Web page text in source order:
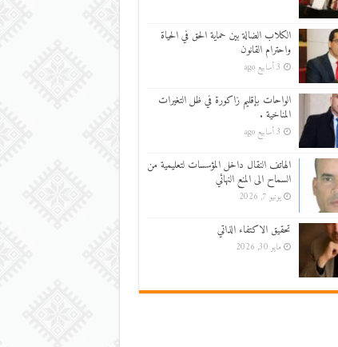
الكلاب الضالة بين حماية الحق في الحياة
واحترام القانون
3 أسابيع ago
الواحات بإقليم زاكورة في ظل التغيرات
المناخية .
3 أسابيع ago
الهاتف النقال داخل المؤسسات لتعليمية من
السماح الى المنع النهائي
يونيو 7, 2026
تحقيق الاكتفاء الذاتي
مايو 30, 2026